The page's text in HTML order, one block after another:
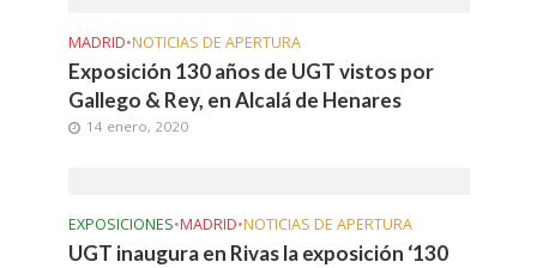
MADRID•NOTICIAS DE APERTURA
Exposición 130 años de UGT vistos por
Gallego & Rey, en Alcalá de Henares
14 enero, 2020
EXPOSICIONES•MADRID•NOTICIAS DE APERTURA
UGT inaugura en Rivas la exposición ‘130